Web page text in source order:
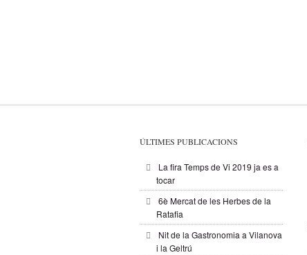
ÚLTIMES PUBLICACIONS
La fira Temps de Vi 2019 ja es a
tocar
6è Mercat de les Herbes de la
Ratafia
Nit de la Gastronomia a Vilanova
i la Geltrú